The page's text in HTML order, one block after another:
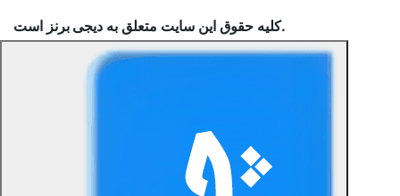
کلیه حقوق این سایت متعلق به دیجی برنز است.